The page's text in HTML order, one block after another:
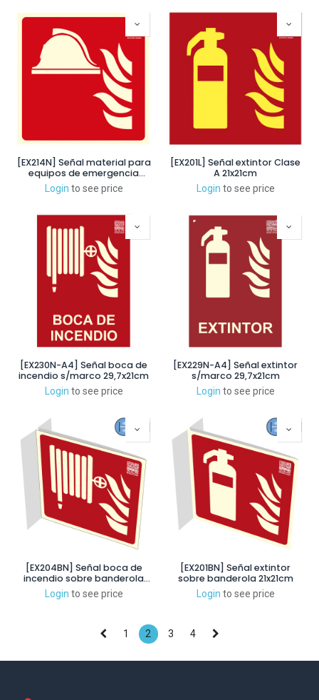
[EX214N] Señal material para
equipos de emergencia
21x21cm
Login to see price
[EX201L] Señal extintor Clase
A 21x21cm
Login to see price
[EX230N-A4] Señal boca de
incendio s/marco 29,7x21cm
Login to see price
[EX229N-A4] Señal extintor
s/marco 29,7x21cm
Login to see price
[EX204BN] Señal boca de
incendio sobre banderola
21x21cm
Login to see price
[EX201BN] Señal extintor
sobre banderola 21x21cm
Login to see price
1 2 3 4